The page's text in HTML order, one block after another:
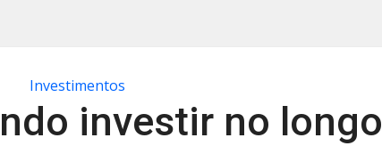
Investimentos
investir no longo